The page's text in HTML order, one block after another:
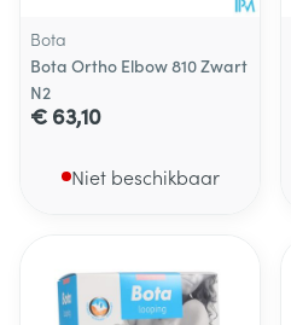
Bota
Bota Ortho Elbow 810 Zwart
N2
€ 63,10
Niet beschikbaar